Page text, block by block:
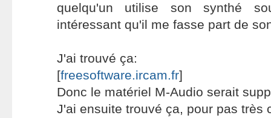
quelqu'un utilise son synthé
intéressant qu'il me fasse part de
J'ai trouvé ça:
[freesoftware.ircam.fr]
Donc le matériel M-Audio serait
J'ai ensuite trouvé ça, pour pas très